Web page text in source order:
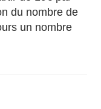
du nombre de
un nombre